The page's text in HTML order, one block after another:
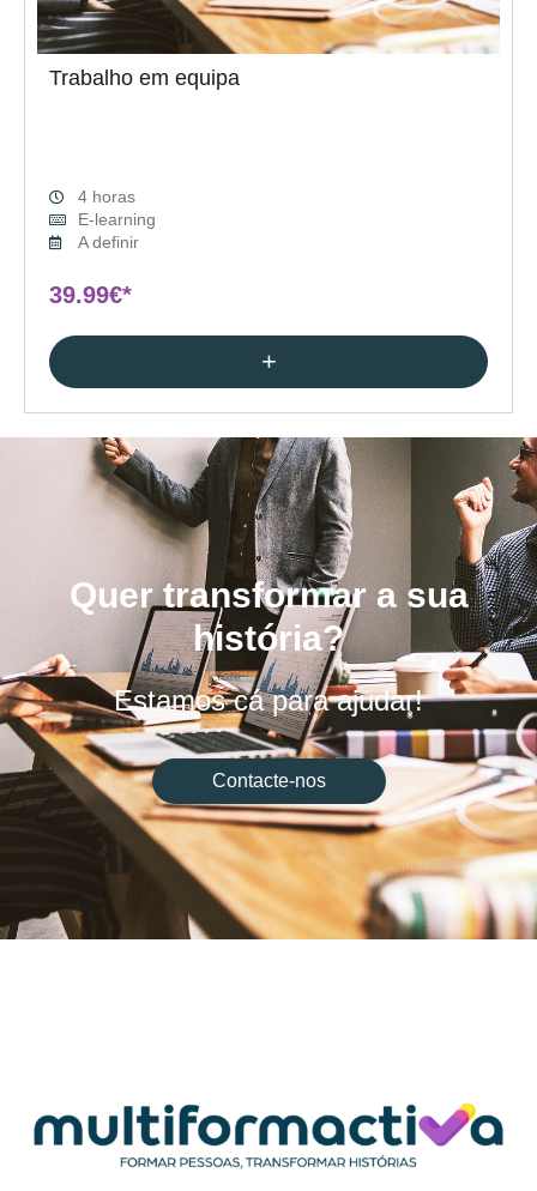
Trabalho em equipa
4 horas
E-learning
A definir
39.99€*
+
Quer transformar a sua
história?
Estamos cá para ajudar!
Contacte-nos